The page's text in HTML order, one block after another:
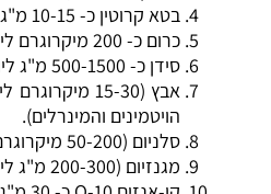
בטא קרוטין כ- 10-15 מ"ג ליום.
כרום כ- 200 מיקרוגרם ליום.
אבץ (15-30 מיקרוגרם
הויטמינים והמינרלים).
סלניום (50-200 מיקרוגרם ליום).
מגנזיום (200-300 מ"ג ליום).